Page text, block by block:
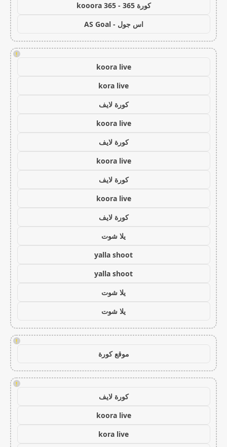
كورة 365 - kooora 365
اس جول - AS Goal
!
koora live
kora live
كورة لايف
koora live
كورة لايف
koora live
كورة لايف
koora live
كورة لايف
يلا شوت
yalla shoot
yalla shoot
يلا شوت
يلا شوت
!
موقع كورة
!
كورة لايف
koora live
kora live